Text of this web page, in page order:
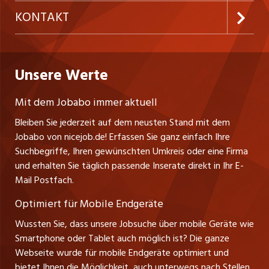
Im Beratungs- und Expertisenbereich werden
Gutachten, Gerichtsexpertisen, Betonuntersuchungen
und Tragsicherheits-Expertisen für den Lastfall
Erdbeben erarbeitet.
Über 25 Fachleute garantieren höchste Qualität und
konstante Zuverlässigkeit. Dahinter stehen hohe
berufliche Kompetenz in den spezifischen
Aufgabengebieten, kontinuierliche Weiterbildung und
sorgfältige Nachwuchsausbildung.
Freelance Jobs
Praktika
Führungspositionen
Management / Kader-Jobs
Firmen
Personalvermittler
AGB
Datenschutzerklärung
Nutzungsbedingungen
Impressum
ostjob.ch
westjob.at
jobzüri.ch
jobmittelland.ch
jobbern.ch
jobbasel.ch
zentraljob.ch
myjob.ch
schaffu.ch (VS)
KONTAKT
Niederlassung
Fa. nicejob.de
PR Medien GmbH
Lindauer Straße 16
D-88239 Wangen
Tel. +49 07522 795034
Thomas Reiner
Ansprechpartner
Unsere Werte
Mit dem Jobabo immer aktuell
Bleiben Sie jederzeit auf dem neusten Stand mit dem
Jobabo von nicejob.de! Erfassen Sie ganz einfach Ihre
Suchbegriffe, Ihren gewünschten Umkreis oder eine Firma
und erhalten Sie täglich passende Inserate direkt in Ihr E-
Mail Postfach.
Optimiert für Mobile Endgeräte
Wussten Sie, dass unsere Jobsuche über mobile Geräte wie
Smartphone oder Tablet auch möglich ist? Die ganze
Webseite wurde für mobile Endgeräte optimiert und